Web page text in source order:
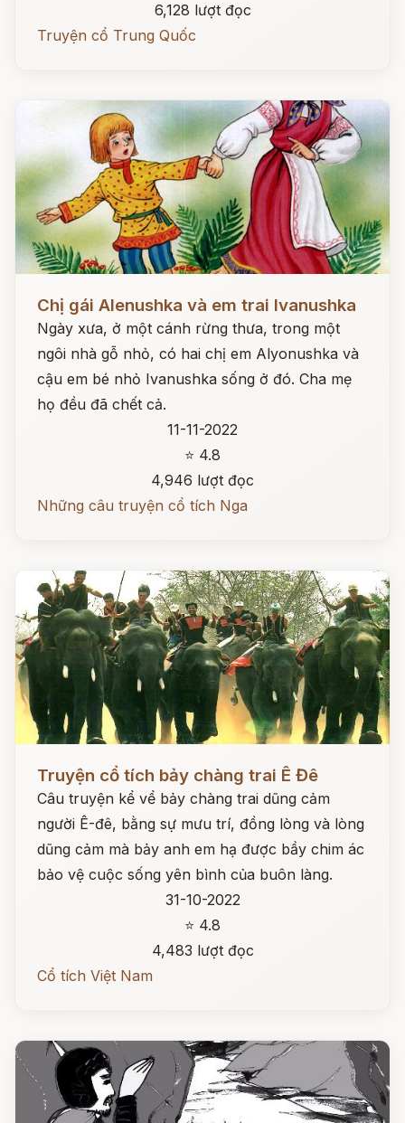
6,128 lượt đọc
Truyện cổ Trung Quốc
Chị gái Alenushka và em trai Ivanushka
Ngày xưa, ở một cánh rừng thưa, trong một
ngôi nhà gỗ nhỏ, có hai chị em Alyonushka và
cậu em bé nhỏ Ivanushka sống ở đó. Cha mẹ
họ đều đã chết cả.
11-11-2022
⭐ 4.8
4,946 lượt đọc
Những câu truyện cổ tích Nga
Truyện cổ tích bảy chàng trai Ê Đê
Câu truyện kể vể bảy chàng trai dũng cảm
người Ê-đê, bằng sự mưu trí, đồng lòng và lòng
dũng cảm mà bảy anh em hạ được bầy chim ác
bảo vệ cuộc sống yên bình của buôn làng.
31-10-2022
⭐ 4.8
4,483 lượt đọc
Cổ tích Việt Nam